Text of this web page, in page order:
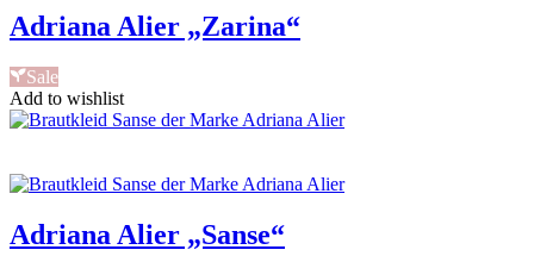
Adriana Alier „Zarina“
Sale
Add to wishlist
Adriana Alier „Sanse“